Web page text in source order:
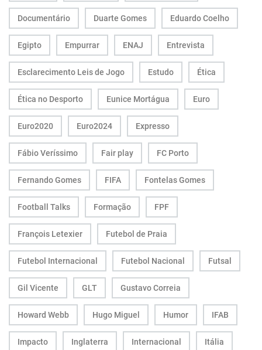
Documentário Duarte Gomes Eduardo Coelho
Egipto Empurrar ENAJ Entrevista
Esclarecimento Leis de Jogo Estudo Ética
Ética no Desporto Eunice Mortágua Euro
Euro2020 Euro2024 Expresso
Fábio Veríssimo Fair play FC Porto
Fernando Gomes FIFA Fontelas Gomes
Football Talks Formação FPF
François Letexier Futebol de Praia
Futebol Internacional Futebol Nacional Futsal
Gil Vicente GLT Gustavo Correia
Howard Webb Hugo Miguel Humor IFAB
Impacto Inglaterra Internacional Itália